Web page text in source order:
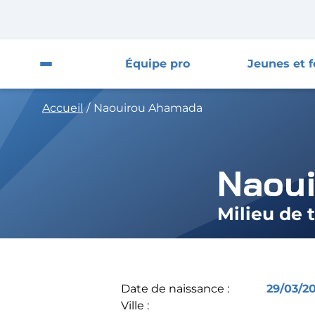
Ouvrir le menu du site
Équipe pro Jeunes et
Nous contacter
Accueil / Naouirou Ahamada
Position
Milieu de
Date de naissance :
29/03/
Ville :